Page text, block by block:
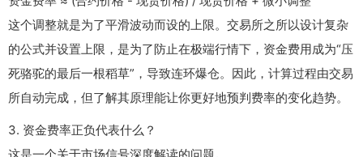
这个调整就是为了平滑波动而设的上限。交易所之所以设计复杂
的公式并设置上限，是为了防止在极端行情下，资金费用成为“压
死骆驼的最后一根稻草”，导致连环爆仓。因此，计算过程由交易
所自动完成，但了解其原理能让你更好地预判费率的变化趋势。
3. 资金费率正负代表什么？